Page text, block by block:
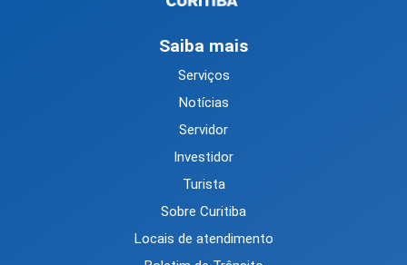
Saiba mais
Serviços
Notícias
Servidor
Investidor
Turista
Sobre Curitiba
Locais de atendimento